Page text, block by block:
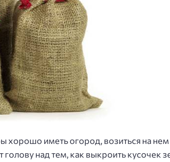
иметь огород, возиться на
над тем, как выкроить кусочек